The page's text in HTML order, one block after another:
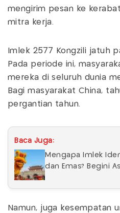
mengirim pesan ke
mitra kerja.
Imlek 2577 Kongzili jatuh
Pada periode ini,
mereka di seluruh dunia
Bagi masyarakat China,
pergantian tahun.
Baca Juga:
Mengapa Imlek
dan Emas? Begini
Namun, juga kesempatan